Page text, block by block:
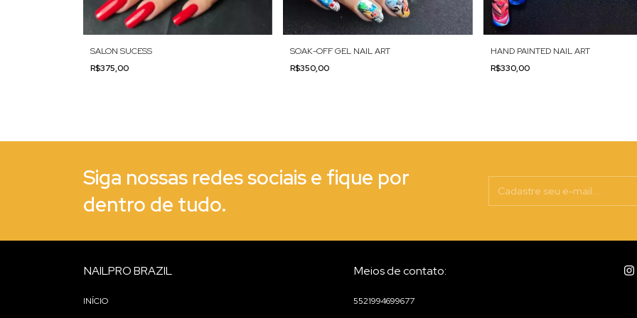
SALON SUCESS
R$375,00
SOAK-OFF GEL NAIL ART
R$350,00
HAND PAINTED NAIL ART
R$330,00
Siga nossas redes sociais e fique por
dentro de tudo.
NAILPRO BRAZIL
INÍCIO
Meios de contato:
5521994699677